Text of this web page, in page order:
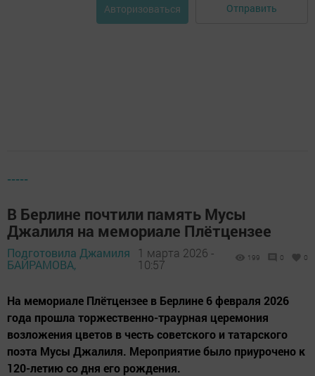
Авторизоваться Отправить
-----
В Берлине почтили память Мусы
Джалиля на мемориале Плётцензее
Подготовила Джамиля
БАЙРАМОВА,
1 марта 2026 -
10:57
199 0 0
На мемориале Плётцензее в Берлине 6 февраля 2026
года прошла торжественно-траурная церемония
возложения цветов в честь советского и татарского
поэта Мусы Джалиля. Мероприятие было приурочено к
120-летию со дня его рождения.